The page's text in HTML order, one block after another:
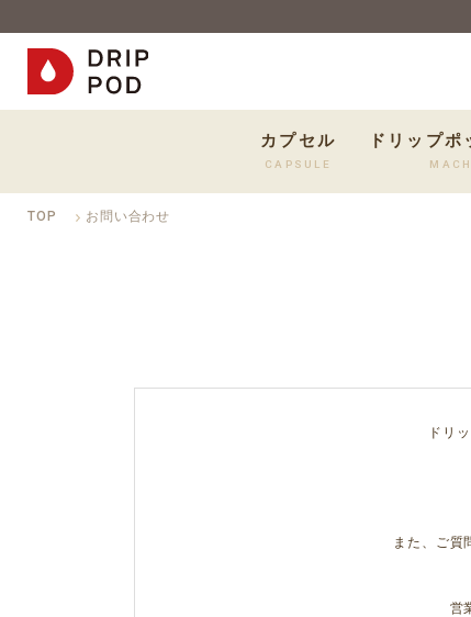
カプセル
CAPSULE
ドリップ
TOP お問い合わせ
ドリ
また、ご質
営